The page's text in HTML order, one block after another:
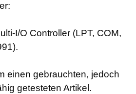
I/O Controller (LPT, COM,
einen gebrauchten, jedoch
getesteten Artikel.